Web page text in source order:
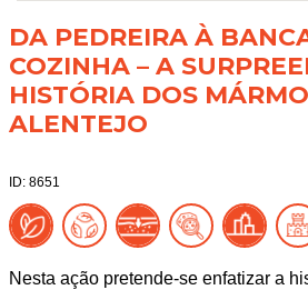
DA PEDREIRA À
COZINHA – A
HISTÓRIA DOS
ALENTEJO
ID: 8651
Nesta ação pretende-se enfatizar a